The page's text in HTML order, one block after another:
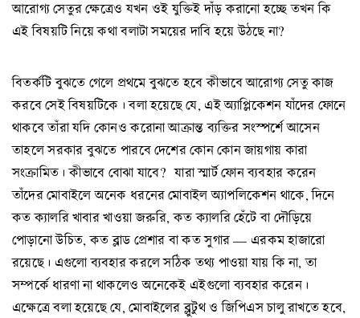
আরোগ্য সেতুর ক্ষেত্রেও যখন ওই যুক্তিই দাঁড় করানো হচ্ছে তখন কি
এই বিষয়টি নিয়ে কথা বলাটা সময়ের দাবি হয়ে উঠছে না?
বিতর্কটি বুঝতে গেলে প্রথমে বুঝতে হবে কীভাবে আরোগ্য সেতু কাজ
করবে সেই বিষয়টিকে। বলা হয়েছে যে, এই অ্যাপ্লিকেশন যাঁদের ফোনে
থাকবে তাঁরা যদি কোনও করোনা আক্রান্ত ব্যক্তির সংস্পর্শে আসেন
তাহলে সরকার বুঝতে পারবে দেশের কোন কোন জায়গায় কারা
সংক্রামিত। কীভাবে বোঝা যাবে? যারা স্মার্ট ফোন ব্যবহার করেন
তাঁদের মোবাইলে অনেক ধরনের মোবাইল অ্যাপলিকেশন থাকে, দিনে
কত ক্যালরি খাবার খাওয়া জরুরি, কত ক্যালরি হেঁটে বা দৌড়িয়ে
পোড়ানো উচিত, কত ব্লাড প্রেশার বা কত সুগার — এরকম হাজারো
রয়েছে। এগুলো ব্যবহার করলে সঠিক তথ্য পাওয়া যায় কি না, তা
সম্পর্কে ধারণা না থাকলেও অনেকেই এইগুলো ব্যবহার করেন।
এক্ষেত্রে বলা হয়েছে যে, মোবাইলের ব্লুটুথ ও জিপিএস চালু রাখতে হবে,